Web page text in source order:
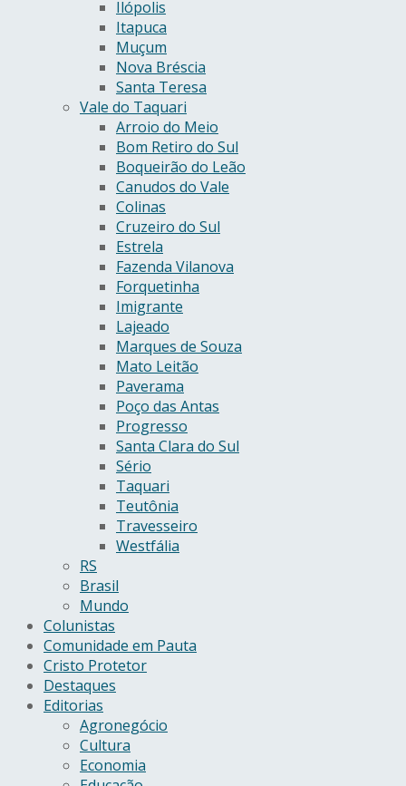
Ilópolis
Itapuca
Muçum
Nova Bréscia
Santa Teresa
Vale do Taquari
Arroio do Meio
Bom Retiro do Sul
Boqueirão do Leão
Canudos do Vale
Colinas
Cruzeiro do Sul
Estrela
Fazenda Vilanova
Forquetinha
Imigrante
Lajeado
Marques de Souza
Mato Leitão
Paverama
Poço das Antas
Progresso
Santa Clara do Sul
Sério
Taquari
Teutônia
Travesseiro
Westfália
RS
Brasil
Mundo
Colunistas
Comunidade em Pauta
Cristo Protetor
Destaques
Editorias
Agronegócio
Cultura
Economia